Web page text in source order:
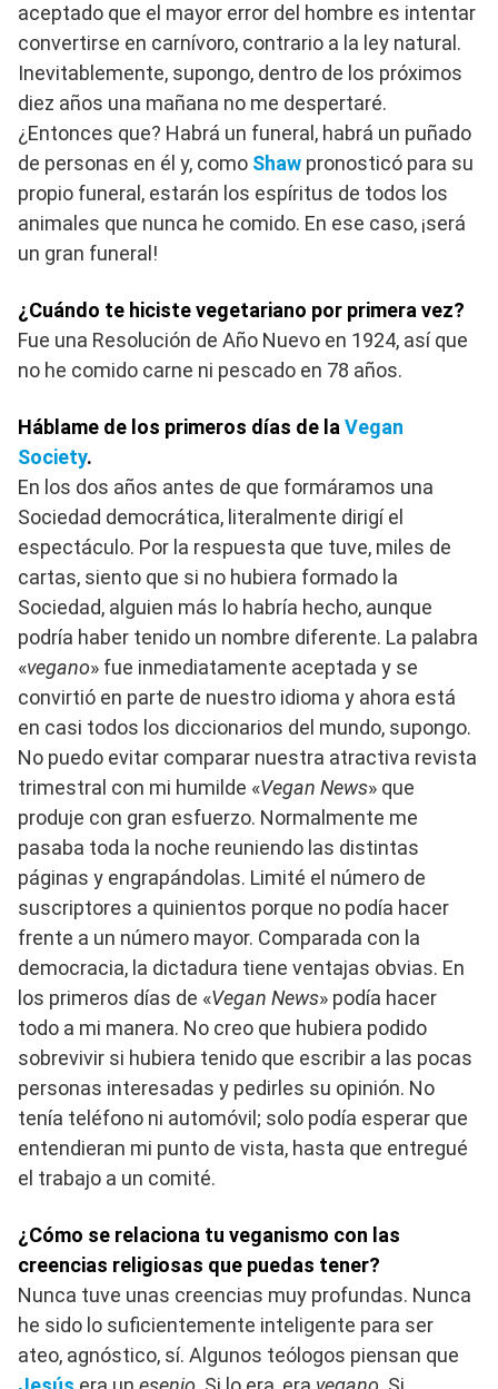
aceptado que el mayor error del hombre es intentar
convertirse en carnívoro, contrario a la ley natural.
Inevitablemente, supongo, dentro de los próximos
diez años una mañana no me despertaré.
¿Entonces que? Habrá un funeral, habrá un puñado
de personas en él y, como Shaw pronosticó para su
propio funeral, estarán los espíritus de todos los
animales que nunca he comido. En ese caso, ¡será
un gran funeral!
¿Cuándo te hiciste vegetariano por primera vez?
Fue una Resolución de Año Nuevo en 1924, así que
no he comido carne ni pescado en 78 años.
Háblame de los primeros días de la Vegan
Society.
En los dos años antes de que formáramos una
Sociedad democrática, literalmente dirigí el
espectáculo. Por la respuesta que tuve, miles de
cartas, siento que si no hubiera formado la
Sociedad, alguien más lo habría hecho, aunque
podría haber tenido un nombre diferente. La palabra
«vegano» fue inmediatamente aceptada y se
convirtió en parte de nuestro idioma y ahora está
en casi todos los diccionarios del mundo, supongo.
No puedo evitar comparar nuestra atractiva revista
trimestral con mi humilde «Vegan News» que
produje con gran esfuerzo. Normalmente me
pasaba toda la noche reuniendo las distintas
páginas y engrapándolas. Limité el número de
suscriptores a quinientos porque no podía hacer
frente a un número mayor. Comparada con la
democracia, la dictadura tiene ventajas obvias. En
los primeros días de «Vegan News» podía hacer
todo a mi manera. No creo que hubiera podido
sobrevivir si hubiera tenido que escribir a las pocas
personas interesadas y pedirles su opinión. No
tenía teléfono ni automóvil; solo podía esperar que
entendieran mi punto de vista, hasta que entregué
el trabajo a un comité.
¿Cómo se relaciona tu veganismo con las
creencias religiosas que puedas tener?
Nunca tuve unas creencias muy profundas. Nunca
he sido lo suficientemente inteligente para ser
ateo, agnóstico, sí. Algunos teólogos piensan que